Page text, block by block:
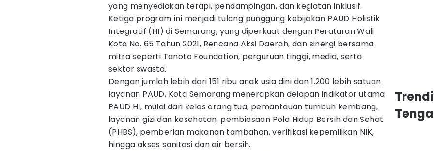
yang menyediakan terapi, pendampingan, dan kegiatan inklusif.
Ketiga program ini menjadi tulang punggung kebijakan PAUD Holistik
Integratif (HI) di Semarang, yang diperkuat dengan Peraturan Wali
Kota No. 65 Tahun 2021, Rencana Aksi Daerah, dan sinergi bersama
mitra seperti Tanoto Foundation, perguruan tinggi, media, serta
sektor swasta.
Dengan jumlah lebih dari 151 ribu anak usia dini dan 1.200 lebih satuan
layanan PAUD, Kota Semarang menerapkan delapan indikator utama
PAUD HI, mulai dari kelas orang tua, pemantauan tumbuh kembang,
layanan gizi dan kesehatan, pembiasaan Pola Hidup Bersih dan Sehat
(PHBS), pemberian makanan tambahan, verifikasi kepemilikan NIK,
hingga akses sanitasi dan air bersih.